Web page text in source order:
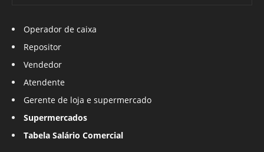
Operador de caixa
Repositor
Vendedor
Atendente
Gerente de loja e supermercado
Supermercados
Tabela Salário Comercial